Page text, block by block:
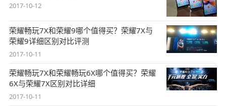
2017-10-12
荣耀畅玩7X和荣耀9哪个值得买？荣耀7X与
荣耀9详细区别对比评测
2017-10-11
荣耀畅玩7X和荣耀畅玩6X哪个值得买？荣耀
6X与荣耀7X区别对比详细
2017-10-11